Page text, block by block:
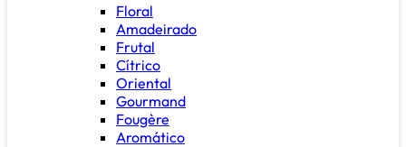
Floral
Amadeirado
Frutal
Cítrico
Oriental
Gourmand
Fougère
Aromático